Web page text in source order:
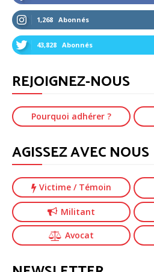
1,268 Abonnés
43,828 Abonnés
REJOIGNEZ-NOUS
Pourquoi adhérer ?
AGISSEZ AVEC NOUS
Victime / Témoin
Militant
Avocat